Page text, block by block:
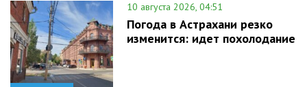
10 августа 2026, 04:51
Погода в Астрахани резко
изменится: идет похолодание